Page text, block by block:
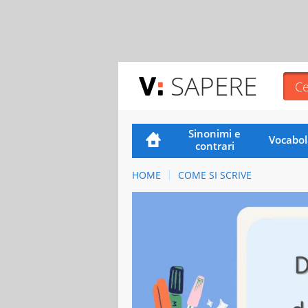
SAPERE
Sinonimi e
contrari
HOME COME SI SCRIVE